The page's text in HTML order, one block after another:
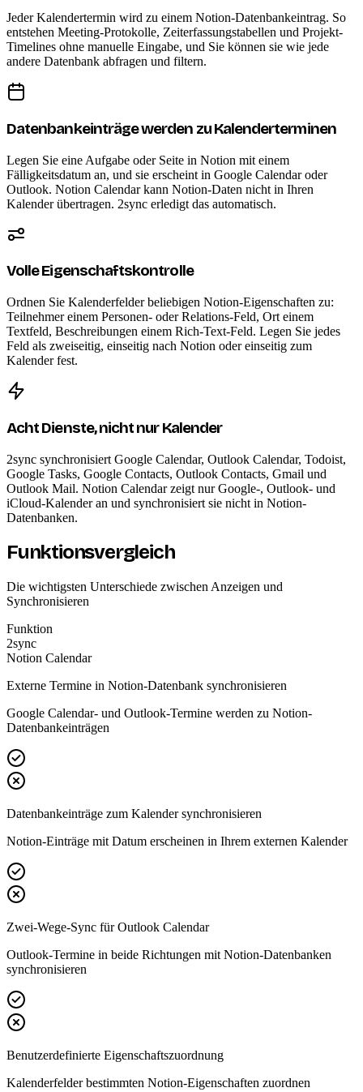
Jeder Kalendertermin wird zu einem Notion-Datenbankeintrag. So
entstehen Meeting-Protokolle, Zeiterfassungstabellen und Projekt-
Timelines ohne manuelle Eingabe, und Sie können sie wie jede
andere Datenbank abfragen und filtern.
Datenbankeinträge werden zu Kalenderterminen
Legen Sie eine Aufgabe oder Seite in Notion mit einem
Fälligkeitsdatum an, und sie erscheint in Google Calendar oder
Outlook. Notion Calendar kann Notion-Daten nicht in Ihren
Kalender übertragen. 2sync erledigt das automatisch.
Volle Eigenschaftskontrolle
Ordnen Sie Kalenderfelder beliebigen Notion-Eigenschaften zu:
Teilnehmer einem Personen- oder Relations-Feld, Ort einem
Textfeld, Beschreibungen einem Rich-Text-Feld. Legen Sie jedes
Feld als zweiseitig, einseitig nach Notion oder einseitig zum
Kalender fest.
Acht Dienste, nicht nur Kalender
2sync synchronisiert Google Calendar, Outlook Calendar, Todoist,
Google Tasks, Google Contacts, Outlook Contacts, Gmail und
Outlook Mail. Notion Calendar zeigt nur Google-, Outlook- und
iCloud-Kalender an und synchronisiert sie nicht in Notion-
Datenbanken.
Funktionsvergleich
Die wichtigsten Unterschiede zwischen Anzeigen und
Synchronisieren
Funktion
2sync
Notion Calendar
Externe Termine in Notion-Datenbank synchronisieren
Google Calendar- und Outlook-Termine werden zu Notion-
Datenbankeinträgen
Datenbankeinträge zum Kalender synchronisieren
Notion-Einträge mit Datum erscheinen in Ihrem externen Kalender
Zwei-Wege-Sync für Outlook Calendar
Outlook-Termine in beide Richtungen mit Notion-Datenbanken
synchronisieren
Benutzerdefinierte Eigenschaftszuordnung
Kalenderfelder bestimmten Notion-Eigenschaften zuordnen